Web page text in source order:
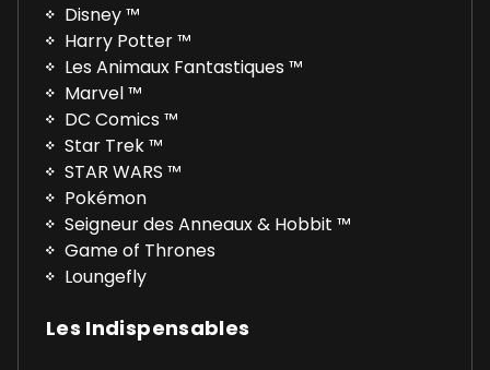
Disney ™
Harry Potter ™
Les Animaux Fantastiques ™
Marvel ™
DC Comics ™
Star Trek ™
STAR WARS ™
Pokémon
Seigneur des Anneaux & Hobbit ™
Game of Thrones
Loungefly
Les Indispensables